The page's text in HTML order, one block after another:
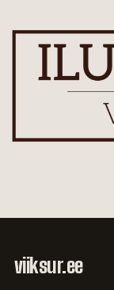
viiksur.ee